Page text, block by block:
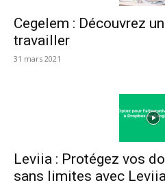
Cegelem : Découvrez
travailler
31 mars 2021
Leviia : Protégez vos
sans limites avec